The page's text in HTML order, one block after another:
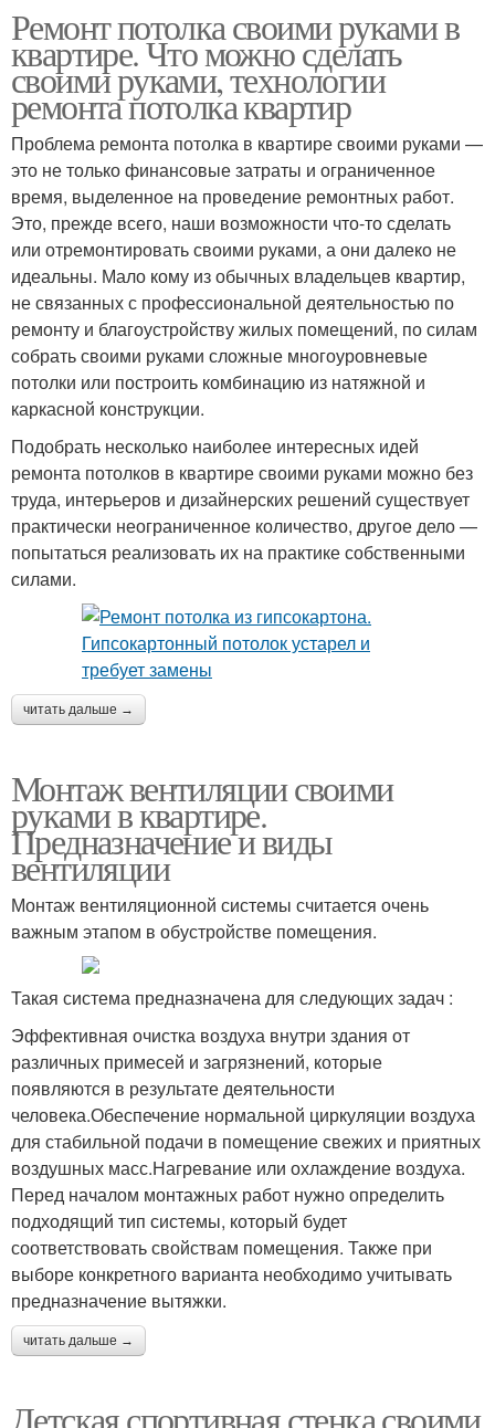
Ремонт потолка своими руками в
квартире. Что можно сделать
своими руками, технологии
ремонта потолка квартир
Проблема ремонта потолка в квартире своими руками —
это не только финансовые затраты и ограниченное
время, выделенное на проведение ремонтных работ.
Это, прежде всего, наши возможности что-то сделать
или отремонтировать своими руками, а они далеко не
идеальны. Мало кому из обычных владельцев квартир,
не связанных с профессиональной деятельностью по
ремонту и благоустройству жилых помещений, по силам
собрать своими руками сложные многоуровневые
потолки или построить комбинацию из натяжной и
каркасной конструкции.
Подобрать несколько наиболее интересных идей
ремонта потолков в квартире своими руками можно без
труда, интерьеров и дизайнерских решений существует
практически неограниченное количество, другое дело —
попытаться реализовать их на практике собственными
силами.
читать дальше →
Монтаж вентиляции своими
руками в квартире.
Предназначение и виды
вентиляции
Монтаж вентиляционной системы считается очень
важным этапом в обустройстве помещения.
Такая система предназначена для следующих задач :
Эффективная очистка воздуха внутри здания от
различных примесей и загрязнений, которые
появляются в результате деятельности
человека.Обеспечение нормальной циркуляции воздуха
для стабильной подачи в помещение свежих и приятных
воздушных масс.Нагревание или охлаждение воздуха.
Перед началом монтажных работ нужно определить
подходящий тип системы, который будет
соответствовать свойствам помещения. Также при
выборе конкретного варианта необходимо учитывать
предназначение вытяжки.
читать дальше →
Детская спортивная стенка своими